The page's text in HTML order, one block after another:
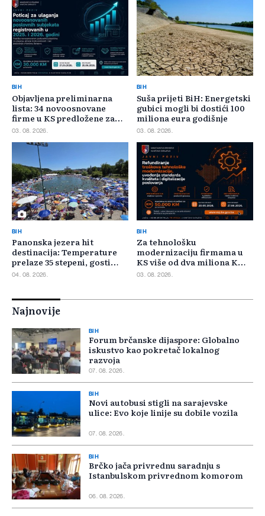
BIH
Objavljena preliminarna
lista: 34 novoosnovane
firme u KS predložene za
400.000 KM poticaja
03. 08. 2026.
BIH
Suša prijeti BiH: Energetski
gubici mogli bi dostići 100
miliona eura godišnje
03. 08. 2026.
BIH
Panonska jezera hit
destinacija: Temperature
prelaze 35 stepeni, gosti
pristižu iz cijele regije
04. 08. 2026.
BIH
Za tehnološku
modernizaciju firmama u
KS više od dva miliona KM,
odbijeno 135 prijava
03. 08. 2026.
Najnovije
BIH
Forum brčanske dijaspore: Globalno
iskustvo kao pokretač lokalnog
razvoja
07. 08. 2026.
BIH
Novi autobusi stigli na sarajevske
ulice: Evo koje linije su dobile vozila
07. 08. 2026.
BIH
Brčko jača privrednu saradnju s
Istanbulskom privrednom komorom
06. 08. 2026.